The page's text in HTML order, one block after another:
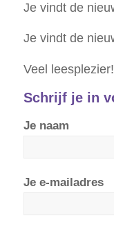
Je vindt de
Je vindt de
Veel leesplezier!
Schrijf je in
Je naam
Je e-mailadres